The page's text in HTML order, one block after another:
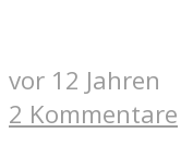
vor 12 Jahren
2 Kommentare